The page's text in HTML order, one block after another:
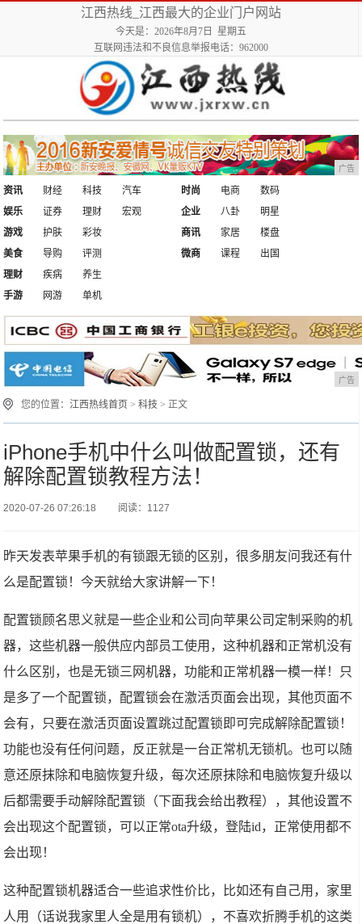
江西热线_江西最大的企业门户网站
今天是：2026年8月7日 星期五
互联网违法和不良信息举报电话：962000
广告
资讯 财经 科技
汽车
娱乐
证券 理财 宏观
时尚 电商
数码
企业
八卦
明星
游戏
护肤
彩妆
美食
导购 评测
商讯 家居
楼盘
微商
课程
出国
理财
疾病
养生
手游
网游 单机
广告
您的位置：江西热线首页 >科技 > 正文
iPhone手机中什么叫做配置锁，还有
解除配置锁教程方法！
2020-07-26 07:26:18 阅读：1127
昨天发表苹果手机的有锁跟无锁的区别，很多朋友问我还有什
么是配置锁！今天就给大家讲解一下！
配置锁顾名思义就是一些企业和公司向苹果公司定制采购的机
器，这些机器一般供应内部员工使用，这种机器和正常机没有
什么区别，也是无锁三网机器，功能和正常机器一模一样！只
是多了一个配置锁，配置锁会在激活页面会出现，其他页面不
会有，只要在激活页面设置跳过配置锁即可完成解除配置锁！
功能也没有任何问题，反正就是一台正常机无锁机。也可以随
意还原抹除和电脑恢复升级，每次还原抹除和电脑恢复升级以
后都需要手动解除配置锁（下面我会给出教程），其他设置不
会出现这个配置锁，可以正常ota升级，登陆id，正常使用都不
会出现！
这种配置锁机器适合一些追求性价比，比如还有自己用，家里
人用（话说我家里人全是用有锁机），不喜欢折腾手机的这类